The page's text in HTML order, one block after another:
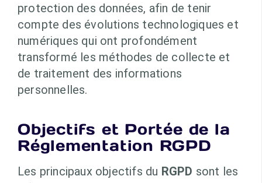
protection des données, afin de tenir
compte des évolutions technologiques et
numériques qui ont profondément
transformé les méthodes de collecte et
de traitement des informations
personnelles.
Objectifs et Portée de la
Réglementation RGPD
Les principaux objectifs du RGPD sont les